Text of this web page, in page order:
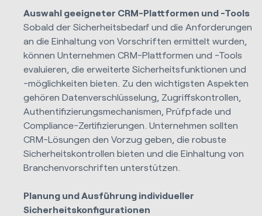
Auswahl geeigneter CRM-Plattformen und -Tools
Sobald der Sicherheitsbedarf und die Anforderungen
an die Einhaltung von Vorschriften ermittelt wurden,
können Unternehmen CRM-Plattformen und -Tools
evaluieren, die erweiterte Sicherheitsfunktionen und
-möglichkeiten bieten. Zu den wichtigsten Aspekten
gehören Datenverschlüsselung, Zugriffskontrollen,
Authentifizierungsmechanismen, Prüfpfade und
Compliance-Zertifizierungen. Unternehmen sollten
CRM-Lösungen den Vorzug geben, die robuste
Sicherheitskontrollen bieten und die Einhaltung von
Branchenvorschriften unterstützen.
Planung und Ausführung individueller
Sicherheitskonfigurationen